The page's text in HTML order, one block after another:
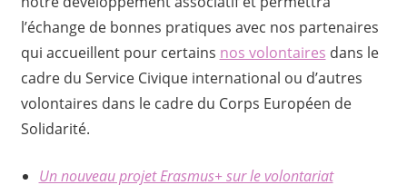
l’échange de bonnes pratiques avec nos partenaires
qui accueillent pour certains nos volontaires dans le
cadre du Service Civique international ou d’autres
volontaires dans le cadre du Corps Européen de
Solidarité.
Un nouveau projet Erasmus+ sur le volontariat